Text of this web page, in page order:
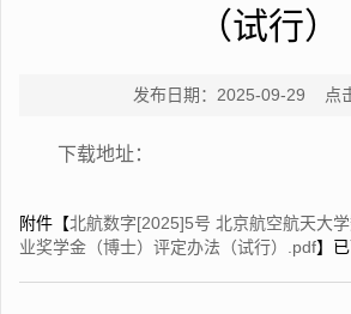
（试行）
发布日期：2025-09-29 点
下载地址：
附件【北航数字[2025]5号 北京航空航天大
业奖学金（博士）评定办法（试行）.pdf】